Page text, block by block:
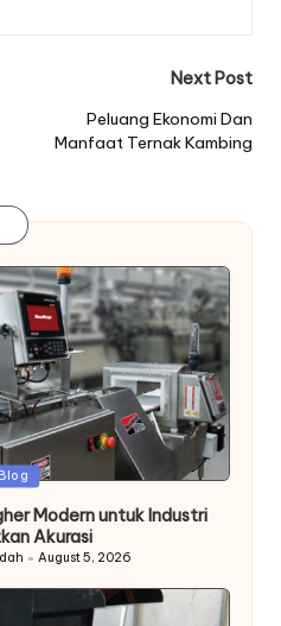
Next Post
Peluang Ekonomi Dan
Manfaat Ternak Kambing
Blog
Modern untuk Industri
Akurasi
August 5, 2026